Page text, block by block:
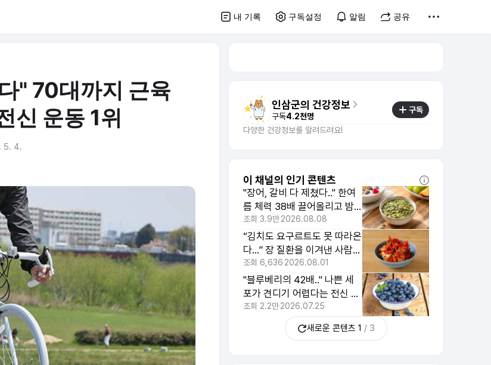
내 기록 구독설정 알림 공유
" 70대까지 근육
신 운동 1위
5. 4.
인삼군의 건강정보
구독4.2천명
구독
다양한 건강정보를 알려드려요!
이 채널의 인기 콘텐츠
"장어, 갈비 다 제쳤다.." 한여
름 체력 38배 끌어올리고 밤
잠 편하게 돕는 음식
조회 3.9만2026.08.08
“김치도 요구르트도 못 따라온
다…” 장 질환을 이겨낸 사람들
이 빠뜨리지 않았던 최고 발효
식
조회 6,636 2026.08.01
"블루베리의 42배.." 나쁜 세
포가 견디기 어렵다는 전신 방
어력 최고의 음식
조회 2.2만2026.07.25
새로운 콘텐츠 1 / 3